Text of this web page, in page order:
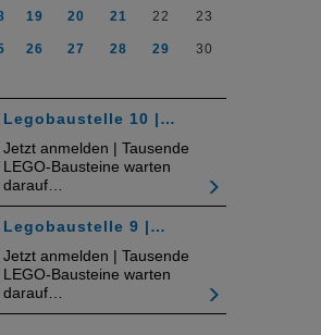
19 20 21 22 23
26 27 28 29 30
Legobaustelle 10 |…
Jetzt anmelden | Tausende
LEGO-Bausteine warten
darauf…
Legobaustelle 9 |…
Jetzt anmelden | Tausende
LEGO-Bausteine warten
darauf…